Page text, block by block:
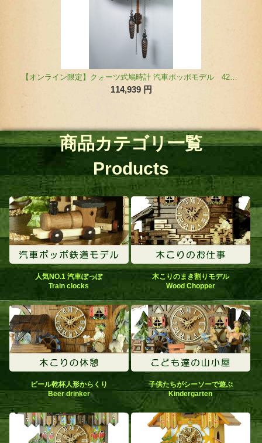
商品カテゴリ一覧
Products
人気NO.1 汽車ぽっぽ
Train clocks
木こりのまき割りモデル
Wood Chopper
ビール乾杯人形からくり
Beer drinker
子供たちがシーソーで遊ぶ
Kindergarten